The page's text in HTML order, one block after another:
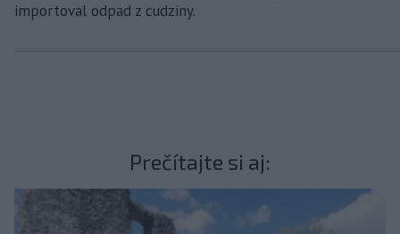
importoval odpad z cudziny.
Prečítajte si aj: